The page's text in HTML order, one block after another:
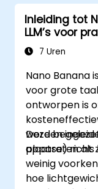
Inleiding tot
LLM’s voor
7 Uren
Nano Banana
voor grote
ontworpen is
worden
apparaten als
Deze
plaatse) richt
weinig
hoe